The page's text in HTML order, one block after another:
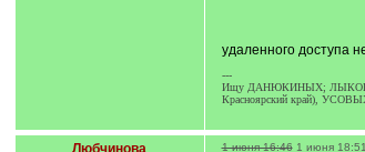
удаленного доступа
---
Ищу ДАНЮКИНЫХ; ЛЫКОВЫХ
Красноярский край),
Любчинова 1 июня 16:46 1 июня 18:51